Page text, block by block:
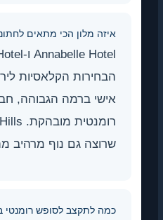
איזה מלון הכי מתאים
הבחירות הקלאסיות
אישי ברמה הגבוהה,
שרוצה גם נוף מרהיב
כמה לתקצב לסופש רומנטי